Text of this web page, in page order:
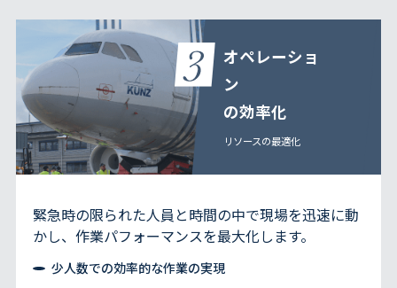
オペレーショ
ン
の効率化
リソースの最適化
緊急時の限られた人員と時間の中で現場を迅速に動
かし、作業パフォーマンスを最大化します。
少人数での効率的な作業の実現